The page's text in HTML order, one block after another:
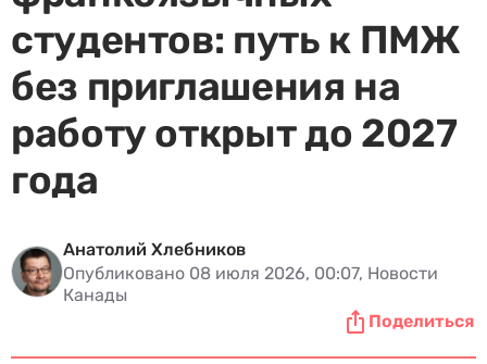
студентов: путь к ПМЖ
без приглашения на
работу открыт до 2027
года
Анатолий Хлебников
Опубликовано 08 июля 2026, 00:07, Новости
Канады
Поделиться